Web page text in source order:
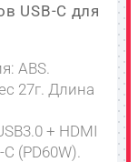
USB-C для
ABS.
27г. Длина
+ HDMI
(PD60W).